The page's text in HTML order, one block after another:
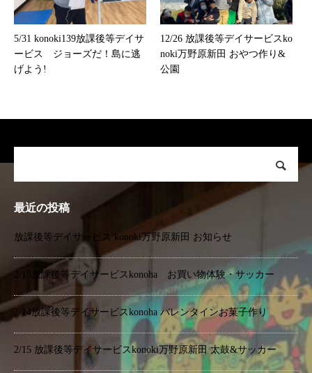
5/31 konoki139放課後等デイサ
ービス ジョーズだ！島に逃
げよう!
12/26 放課後等デイサービスko
noki万野原新田 おやつ作り&
公園
最近の投稿
放課後等デイサービス konoki万野原新田 お知らせ
2/15放課後等デイサービスkonoha お買い物体験・サッカー
2/14放課後等デイサービスkonoha バレンタインお菓子作り
2/15 放課後等デイサービスkonoki万野原新田 太鼓&サッカー